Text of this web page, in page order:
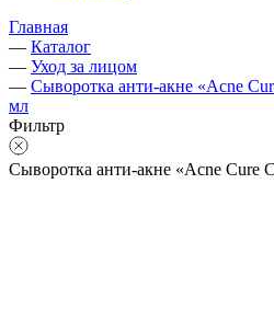
Главная
— Каталог
— Уход за лицом
— Сыворотка анти-акне «Acne
мл
Фильтр
Сыворотка анти-акне «Acne Cure